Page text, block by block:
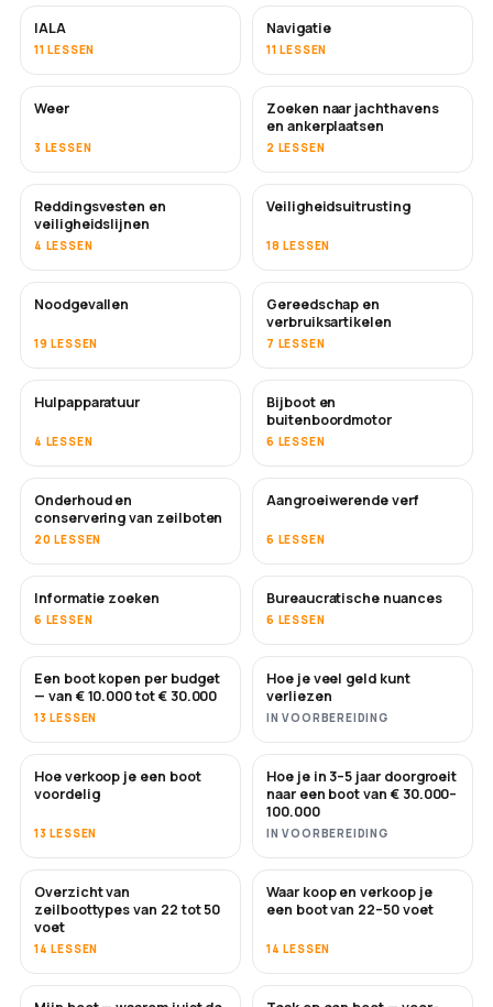
IALA
11 LESSEN
Navigatie
11 LESSEN
Weer
3 LESSEN
Zoeken naar jachthavens
en ankerplaatsen
2 LESSEN
Reddingsvesten en
veiligheidslijnen
4 LESSEN
Veiligheidsuitrusting
18 LESSEN
Noodgevallen
19 LESSEN
Gereedschap en
verbruiksartikelen
7 LESSEN
Hulpapparatuur
4 LESSEN
Bijboot en
buitenboordmotor
6 LESSEN
Onderhoud en
conservering van zeilboten
20 LESSEN
BINNENKORT
Aangroeiwerende verf
6 LESSEN
Informatie zoeken
6 LESSEN
Bureaucratische nuances
6 LESSEN
BINNENKORT
Een boot kopen per budget
— van € 10.000 tot € 30.000
13 LESSEN
BINNENKORT
Hoe je veel geld kunt
verliezen
IN VOORBEREIDING
NIEUW
Hoe verkoop je een boot
voordelig
13 LESSEN
NIEUW
Hoe je in 3–5 jaar doorgroeit
naar een boot van € 30.000–
100.000
IN VOORBEREIDING
BINNENKORT
Overzicht van
zeilboottypes van 22 tot 50
voet
14 LESSEN
BINNENKORT
Waar koop en verkoop je
een boot van 22–50 voet
14 LESSEN